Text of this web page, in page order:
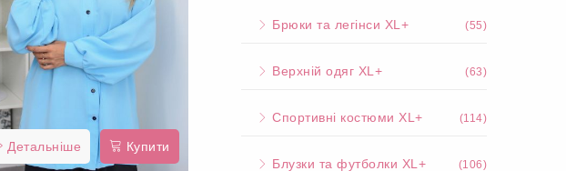
Детальніше Купити
Брюки та легінси XL+ (55)
Верхній одяг XL+ (63)
Спортивні костюми XL+ (114)
Блузки та футболки XL+ (106)